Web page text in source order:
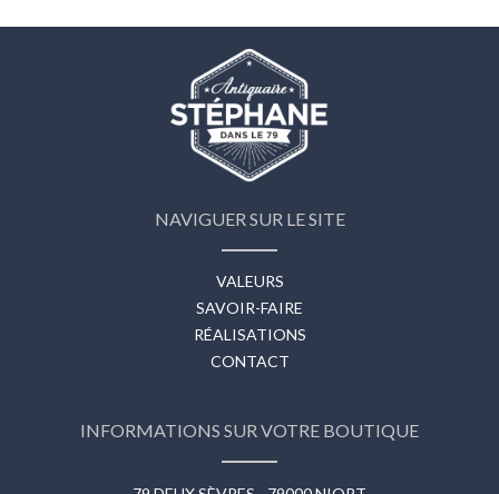
NAVIGUER SUR LE SITE
VALEURS
SAVOIR-FAIRE
RÉALISATIONS
CONTACT
INFORMATIONS SUR VOTRE BOUTIQUE